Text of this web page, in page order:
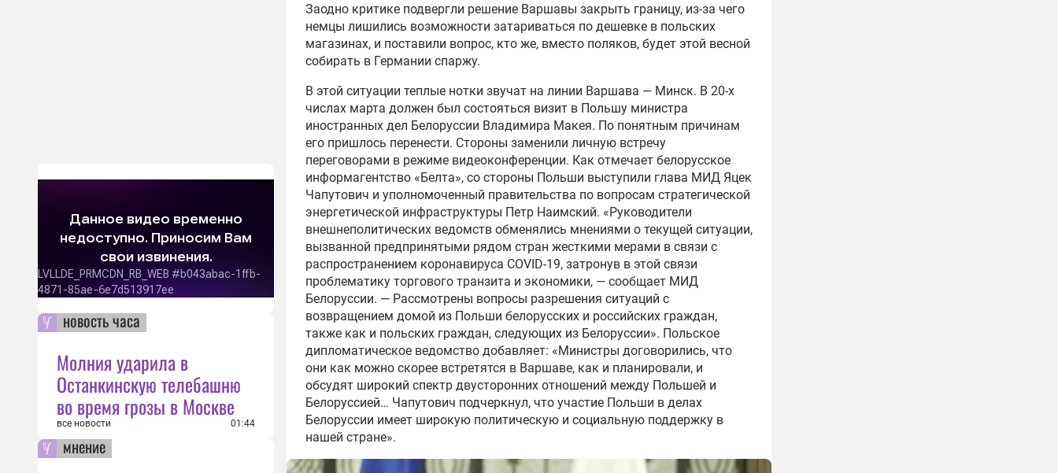
новость часа
Молния ударила в
Останкинскую телебашню
во время грозы в Москве
все новости 01:44
мнение
Заодно критике подвергли решение Варшавы закрыть границу, из-за чего
немцы лишились возможности затариваться по дешевке в польских
магазинах, и поставили вопрос, кто же, вместо поляков, будет этой весной
собирать в Германии спаржу.
В этой ситуации теплые нотки звучат на линии Варшава — Минск. В 20-х
числах марта должен был состояться визит в Польшу министра
иностранных дел Белоруссии Владимира Макея. По понятным причинам
его пришлось перенести. Стороны заменили личную встречу
переговорами в режиме видеоконференции. Как отмечает белорусское
информагентство «Белта», со стороны Польши выступили глава МИД Яцек
Чапутович и уполномоченный правительства по вопросам стратегической
энергетической инфраструктуры Петр Наимский. «Руководители
внешнеполитических ведомств обменялись мнениями о текущей ситуации,
вызванной предпринятыми рядом стран жесткими мерами в связи с
распространением коронавируса COVID-19, затронув в этой связи
проблематику торгового транзита и экономики, — сообщает МИД
Белоруссии. — Рассмотрены вопросы разрешения ситуаций с
возвращением домой из Польши белорусских и российских граждан,
также как и польских граждан, следующих из Белоруссии». Польское
дипломатическое ведомство добавляет: «Министры договорились, что
они как можно скорее встретятся в Варшаве, как и планировали, и
обсудят широкий спектр двусторонних отношений между Польшей и
Белоруссией… Чапутович подчеркнул, что участие Польши в делах
Белоруссии имеет широкую политическую и социальную поддержку в
нашей стране».